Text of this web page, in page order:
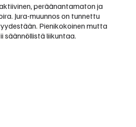
peräänantamaton ja
Jura-muunnos on tunnettu
Pienikokoinen mutta
säännöllistä liikuntaa.